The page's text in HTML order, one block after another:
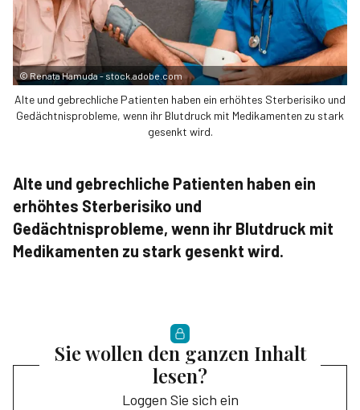
©Renata Hamuda - stock.adobe.com
Alte und gebrechliche Patienten haben ein erhöhtes Sterberisiko und
Gedächtnisprobleme, wenn ihr Blutdruck mit Medikamenten zu stark
gesenkt wird.
Alte und gebrechliche Patienten haben ein
erhöhtes Sterberisiko und
Gedächtnisprobleme, wenn ihr Blutdruck mit
Medikamenten zu stark gesenkt wird.
Sie wollen den ganzen Inhalt
lesen?
Loggen Sie sich ein